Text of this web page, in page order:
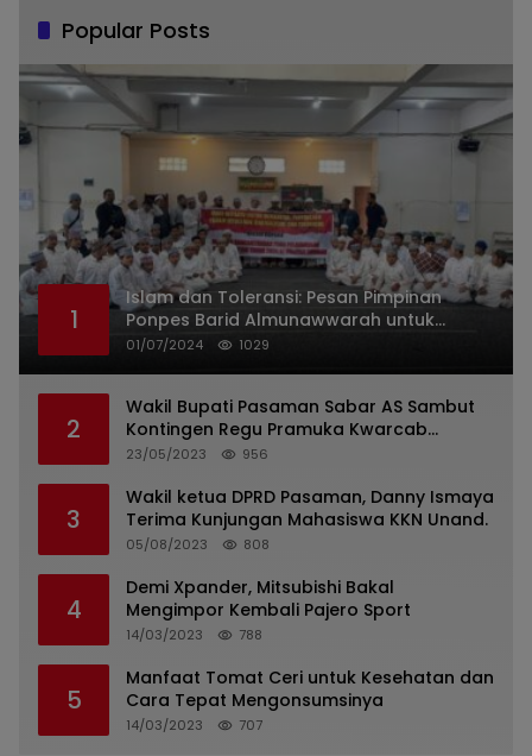
Popular Posts
1
Islam dan Toleransi: Pesan Pimpinan
Ponpes Barid Almunawwarah untuk
Indonesia
01/07/2024 1029
2
Wakil Bupati Pasaman Sabar AS Sambut
Kontingen Regu Pramuka Kwarcab
Pasaman
23/05/2023 956
3
Wakil ketua DPRD Pasaman, Danny Ismaya
Terima Kunjungan Mahasiswa KKN Unand.
05/08/2023 808
4
Demi Xpander, Mitsubishi Bakal
Mengimpor Kembali Pajero Sport
14/03/2023 788
5
Manfaat Tomat Ceri untuk Kesehatan dan
Cara Tepat Mengonsumsinya
14/03/2023 707